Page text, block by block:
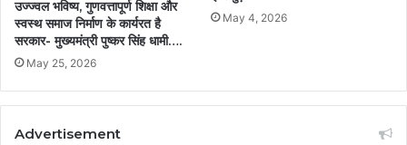
उज्ज्वल भविष्य, गुणवत्तापूर्ण शिक्षा और
स्वस्थ समाज निर्माण के कार्यरत है
सरकार- मुख्यमंत्री पुष्कर सिंह धामी….
May 25, 2026
May 4, 2026
Advertisement